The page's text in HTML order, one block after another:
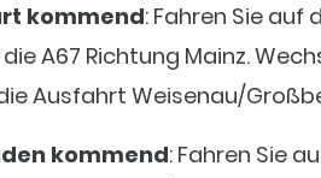
kommend: Fahren Sie
A67 Richtung Mainz.
Ausfahrt Weisenau/
kommend: Fahren Sie